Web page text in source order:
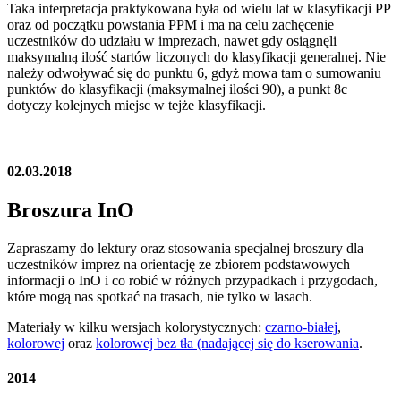
Taka interpretacja praktykowana była od wielu lat w klasyfikacji PP
oraz od początku powstania PPM i ma na celu zachęcenie
uczestników do udziału w imprezach, nawet gdy osiągnęli
maksymalną ilość startów liczonych do klasyfikacji generalnej. Nie
należy odwoływać się do punktu 6, gdyż mowa tam o sumowaniu
punktów do klasyfikacji (maksymalnej ilości 90), a punkt 8c
dotyczy kolejnych miejsc w tejże klasyfikacji.
02.03.2018
Broszura InO
Zapraszamy do lektury oraz stosowania specjalnej broszury dla
uczestników imprez na orientację ze zbiorem podstawowych
informacji o InO i co robić w różnych przypadkach i przygodach,
które mogą nas spotkać na trasach, nie tylko w lasach.
Materiały w kilku wersjach kolorystycznych: czarno-białej,
kolorowej oraz kolorowej bez tła (nadającej się do kserowania.
2014